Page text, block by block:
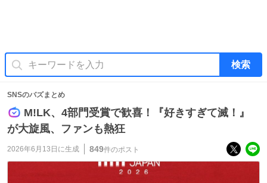
検索
SNSのバズまとめ
M!LK、4部門受賞で歓喜！『好きすぎて滅！』
が大旋風、ファンも熱狂
2026年6月13日 に生成 849件のポスト